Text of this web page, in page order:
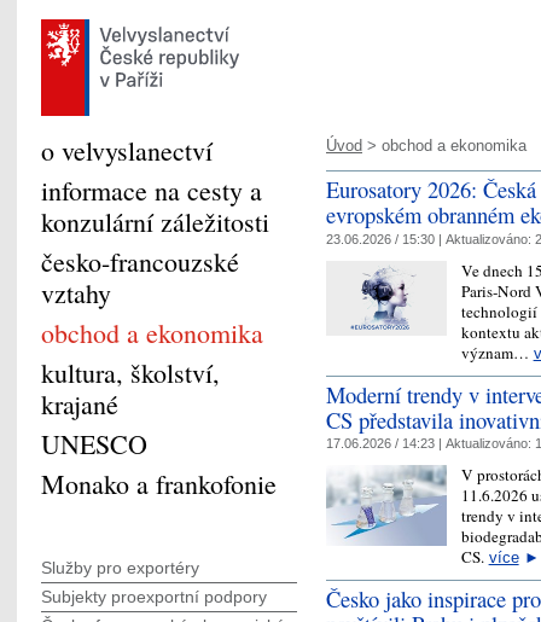
Úvod > obchod a ekonomika
Eurosatory 2026:
evropském obranném
23.06.2026 / 15:30 | Aktualizováno:
Ve dnech
technologií
kontextu
význam…
Moderní trendy v
CS představila
17.06.2026 / 14:23 | Aktualizováno:
V
11.6.2026
trendy v
CS. více►
Česko jako inspirace
o velvyslanectví
informace na cesty a
konzulární záležitosti
česko-francouzské
vztahy
obchod a ekonomika
kultura, školství,
krajané
UNESCO
Monako a frankofonie
Služby pro exportéry
Subjekty proexportní podpory